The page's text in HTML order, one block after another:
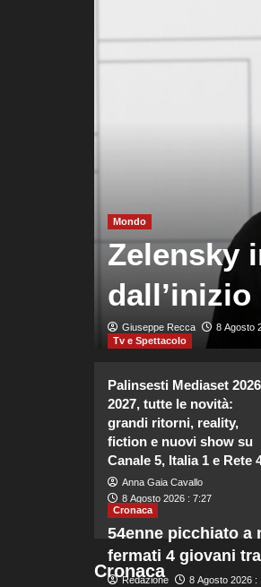
Mondo
Zelensky
Giuseppe Recca 8 Agosto
Tv e Spettacolo
Palinsesti Mediaset
2027, tutte le novità:
grandi ritorni, reality,
fiction e nuovi show su
Canale 5, Italia 1 e Rete
Anna Gaia Cavallo
8 Agosto 2026 : 7:27
Cronaca
Cronaca
54enne picchiato a
fermati 4 giovani
Redazione 8 Agosto 2026 :